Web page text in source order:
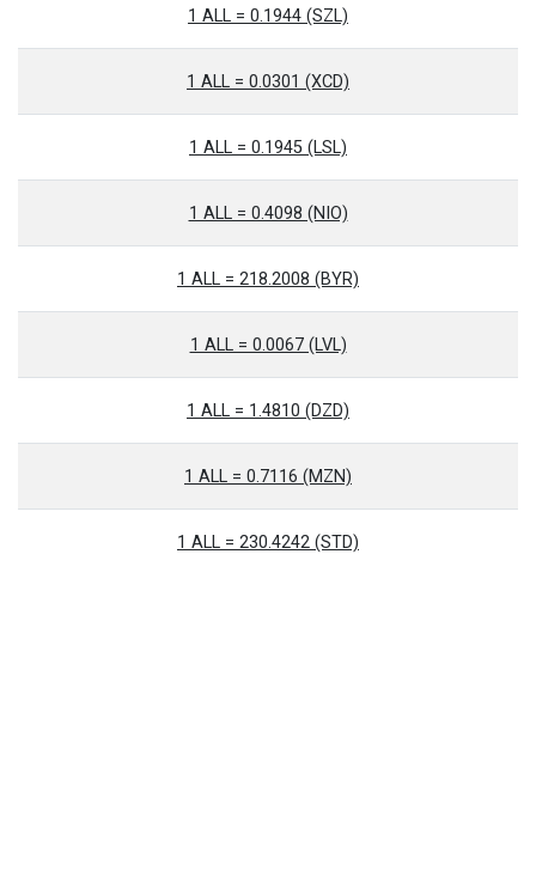
1 ALL = 0.1944 (SZL)
1 ALL = 0.0301 (XCD)
1 ALL = 0.1945 (LSL)
1 ALL = 0.4098 (NIO)
1 ALL = 218.2008 (BYR)
1 ALL = 0.0067 (LVL)
1 ALL = 1.4810 (DZD)
1 ALL = 0.7116 (MZN)
1 ALL = 230.4242 (STD)